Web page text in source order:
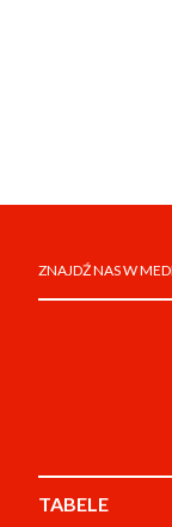
ZNAJDŹ NAS W
TABELE